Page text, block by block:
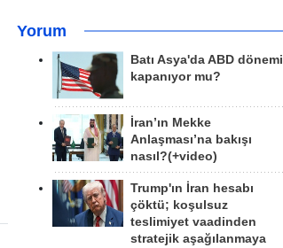
Yorum
Batı Asya'da ABD dönemi
kapanıyor mu?
İran’ın Mekke
Anlaşması’na bakışı
nasıl?(+video)
Trump'ın İran hesabı
çöktü; koşulsuz
teslimiyet vaadinden
stratejik aşağılanmaya